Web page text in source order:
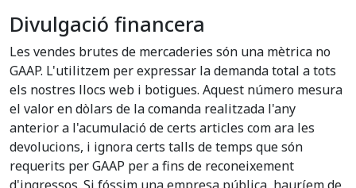
Divulgació financera
Les vendes brutes de mercaderies són una mètrica no
GAAP. L'utilitzem per expressar la demanda total a tots
els nostres llocs web i botigues. Aquest número mesura
el valor en dòlars de la comanda realitzada l'any
anterior a l'acumulació de certs articles com ara les
devolucions, i ignora certs talls de temps que són
requerits per GAAP per a fins de reconeixement